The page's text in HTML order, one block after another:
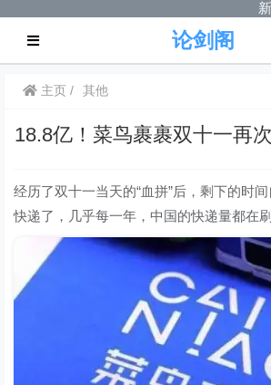
论剑阁
主页 其他
18.8亿！菜鸟裹裹双十一再
经历了双十一当天的“血拼”后，剩下的时
快递了，几乎每一年，中国的快递量都在